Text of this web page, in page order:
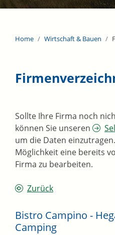
Home Wirtschaft & Bauen
Sollte Ihre Firma noch
können Sie unseren
um die Daten
Möglichkeit eine bereits
Firma zu bearbeiten.
Zurück
Bistro Campino -
Camping